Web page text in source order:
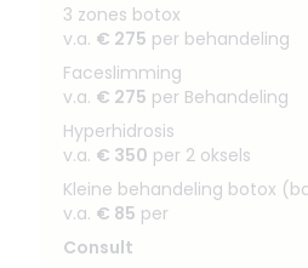
3 zones botox
v.a. € 275 per behandeling
Faceslimming
v.a. € 275 per Behandeling
Hyperhidrosis
v.a. € 350 per 2 oksels
Kleine behandeling botox
v.a. € 85 per
Consult